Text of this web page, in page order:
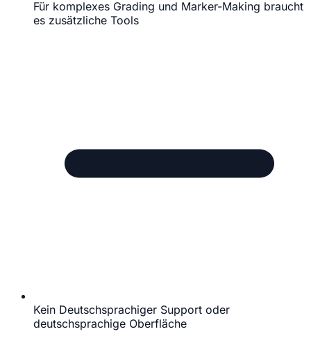
Für komplexes Grading und Marker-Making braucht
es zusätzliche Tools
Kein Deutschsprachiger Support oder
deutschsprachige Oberfläche